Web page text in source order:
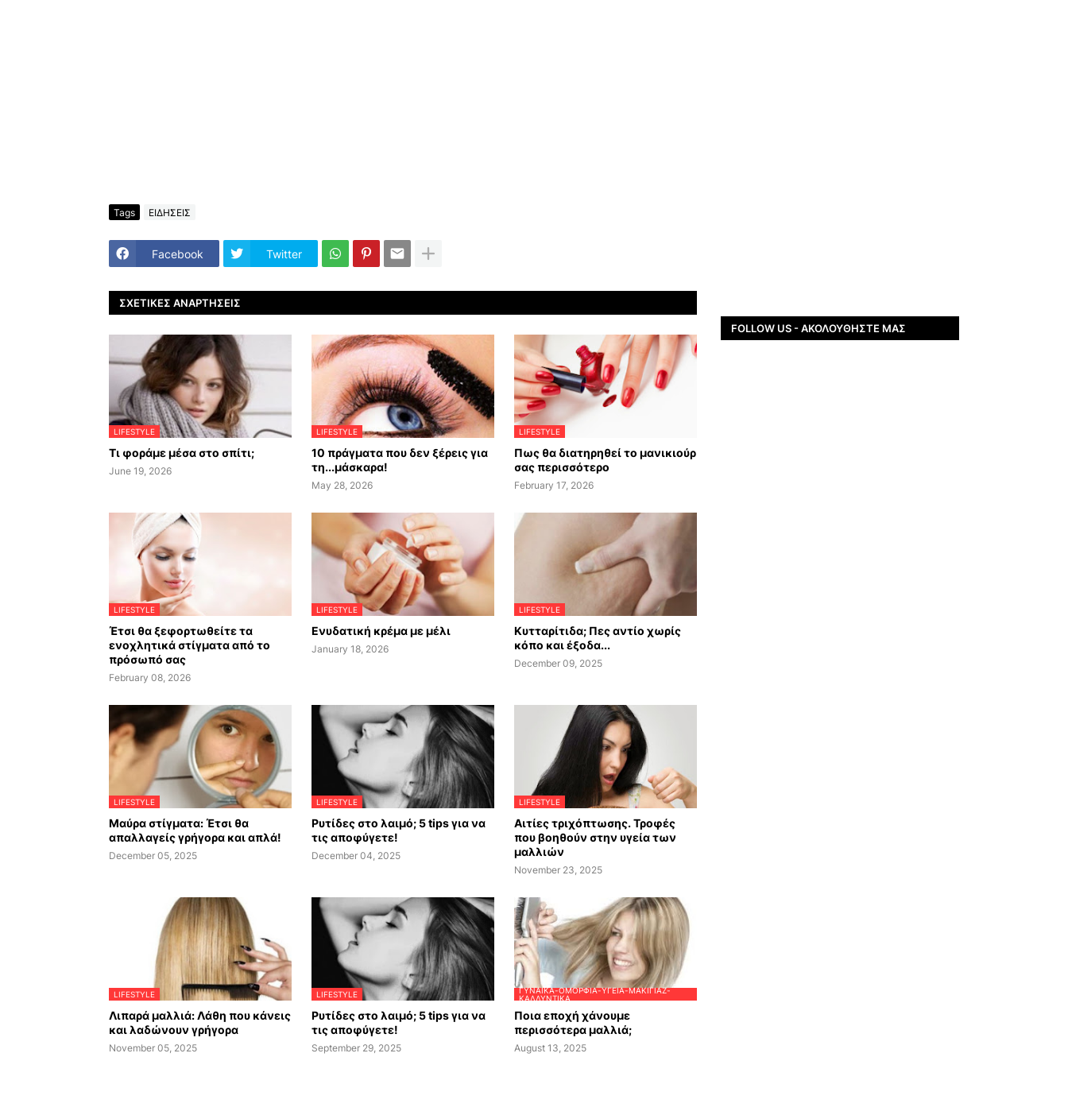
Tags ΕΙΔΗΣΕΙΣ
Facebook Twitter
ΣΧΕΤΙΚΈΣ ΑΝΑΡΤΉΣΕΙΣ
LIFESTYLE
Τι φοράμε μέσα στο σπίτι;
June 19, 2026
LIFESTYLE
10 πράγματα που δεν ξέρεις για
τη...μάσκαρα!
May 28, 2026
LIFESTYLE
Πως θα διατηρηθεί το μανικιούρ
σας περισσότερο
February 17, 2026
LIFESTYLE
Έτσι θα ξεφορτωθείτε τα
ενοχλητικά στίγματα από το
πρόσωπό σας
February 08, 2026
LIFESTYLE
Ενυδατική κρέμα με μέλι
January 18, 2026
LIFESTYLE
Κυτταρίτιδα; Πες αντίο χωρίς
κόπο και έξοδα...
December 09, 2025
LIFESTYLE
Μαύρα στίγματα: Έτσι θα
απαλλαγείς γρήγορα και απλά!
December 05, 2025
LIFESTYLE
Ρυτίδες στο λαιμό; 5 tips για να
τις αποφύγετε!
December 04, 2025
LIFESTYLE
Αιτίες τριχόπτωσης. Τροφές
που βοηθούν στην υγεία των
μαλλιών
November 23, 2025
LIFESTYLE
Λιπαρά μαλλιά: Λάθη που κάνεις
και λαδώνουν γρήγορα
November 05, 2025
LIFESTYLE
Ρυτίδες στο λαιμό; 5 tips για να
τις αποφύγετε!
September 29, 2025
ΓΥΝΑΊΚΑ-ΟΜΟΡΦΙΆ-ΥΓΕΊΑ-ΜΑΚΙΓΙΆΖ-
ΚΑΛΛΥΝΤΙΚΆ
Ποια εποχή χάνουμε
περισσότερα μαλλιά;
August 13, 2025
FOLLOW US - ΑΚΟΛΟΥΘΉΣΤΕ ΜΑΣ